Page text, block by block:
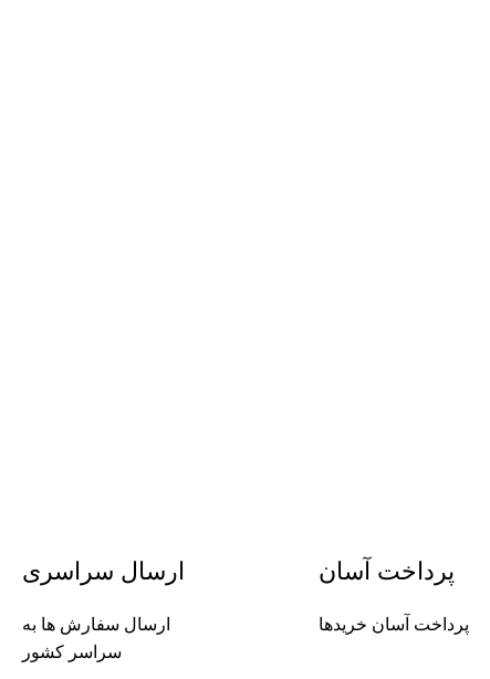
پرداخت آسان
پرداخت آسان خریدها
ارسال سراسری
ارسال سفارش ها به
سراسر کشور